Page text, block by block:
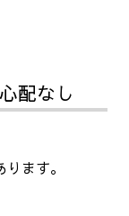
配なし
ます。